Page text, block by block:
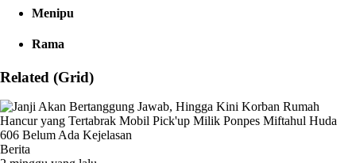
Menipu
Rama
Related (Grid)
Berita